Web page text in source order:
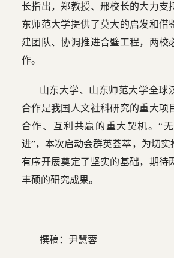
长指出，郑教授、邢校长的大力支
东师范大学提供了莫大的启发和借
建团队、协调推进合璧工程，两校
作。
山东大学、山东师范大学全球
合作是我国人文社科研究的重大项
合作、互利共赢的重大契机。“
进”，本次启动会群英荟萃，为切实
有序开展奠定了坚实的基础，期待
丰硕的研究成果。
撰稿：尹慧蓉